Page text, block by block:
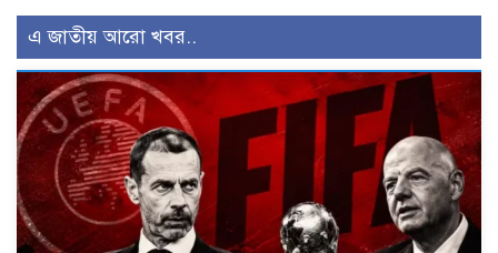
এ জাতীয় আরো খবর..